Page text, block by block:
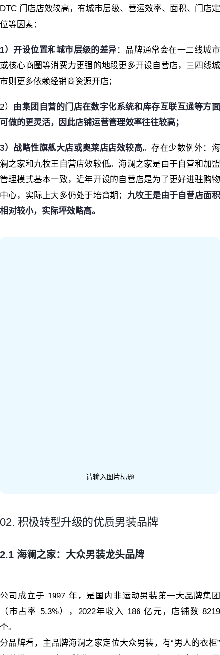
DTC 门店店效较高，有城市层级、营运效率、面积、门店定
位等因素：
1）开设位置和城市层级的差异 ：品牌通常会在一二线城市
或核心商圈等消费力更强的地段更多开设自营店，三四线城
市则更多依赖经销商资源开店；
2） 由集团自营的门店在数字化系统和库存互联互通等方面
可做的更灵活，因此店铺运营管理效率往往较高；
3）战略性旗舰大店或奥莱店店效较高。存在少数例外：海
澜之家和九牧王自营店效较低。海澜之家是由于自营和加盟
管理模式基本一致，近年开设的自营店是为了更好进驻购物
中心，实际上大多仍处于培育期； 九牧王是由于自营店面积
相对较小，实际坪效略高。
请输入图片标题
02. 积极转型升级的优质男装品牌
2.1 海澜之家：大众男装龙头品牌
公司成立于 1997 年，是国内非运动男装第一大品牌集团
（市占率 5.3%），2022年收入 186 亿元，店铺数 8219
个。
分品牌看，主品牌海澜之家定位大众男装，有“男人的衣柜”